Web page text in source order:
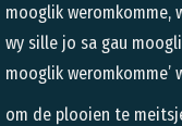
mooglik weromkomme,
wy sille jo sa gau
mooglik weromkomme’
om de plooien te